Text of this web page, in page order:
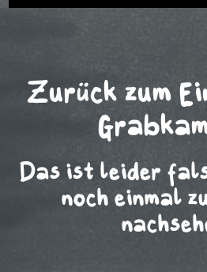
Zurück zum
Das ist leider
noch einmal